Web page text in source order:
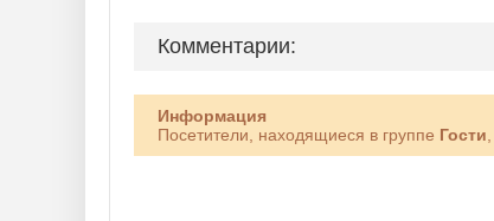
Комментарии:
Информация
Посетители, находящиеся в группе Гости